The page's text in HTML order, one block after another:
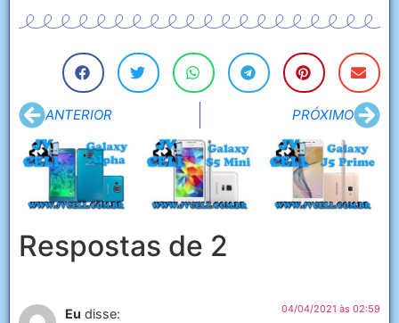
ANTERIOR PRÓXIMO
Respostas de 2
Eu disse: 04/04/2021 às 02:59